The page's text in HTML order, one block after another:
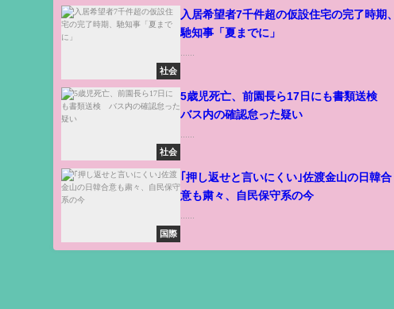
社会
入居希望者7千件超の仮設住宅の完了時期、
馳知事「夏までに」
社会
5歳児死亡、前園長ら17日にも書類送検
バス内の確認怠った疑い
国際
｢押し返せと言いにくい｣佐渡金山の日韓合
意も粛々、自民保守系の今